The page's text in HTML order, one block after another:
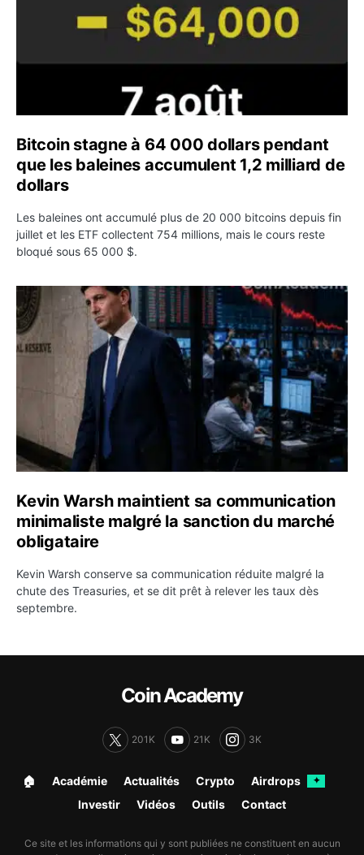
Bitcoin stagne à 64 000 dollars pendant
que les baleines accumulent 1,2 milliard de
dollars
Les baleines ont accumulé plus de 20 000 bitcoins depuis fin
juillet et les ETF collectent 754 millions, mais le cours reste
bloqué sous 65 000 $.
Kevin Warsh maintient sa communication minimaliste
Kevin Warsh maintient sa communication
minimaliste malgré la sanction du marché
obligataire
Kevin Warsh conserve sa communication réduite malgré la
chute des Treasuries, et se dit prêt à relever les taux dès
septembre.
Coin Academy
201K 21K 3K
🏠︎ Académie Actualités Crypto Airdrops ✦
Investir Vidéos Outils Contact
Ce site et les informations qui y sont publiées ne constituent en aucun